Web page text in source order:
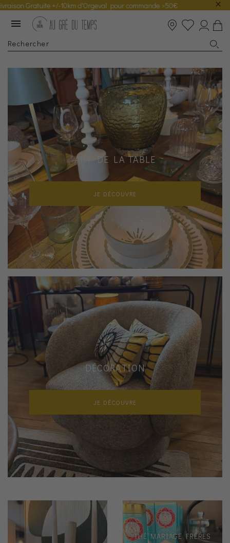
+/-10km d'Orgeval pour commande >50€
ART DE LA TABLE
JE DÉCOUVRE
DÉCORATION
JE DÉCOUVRE
THÉ MARIAGE FRÈRES